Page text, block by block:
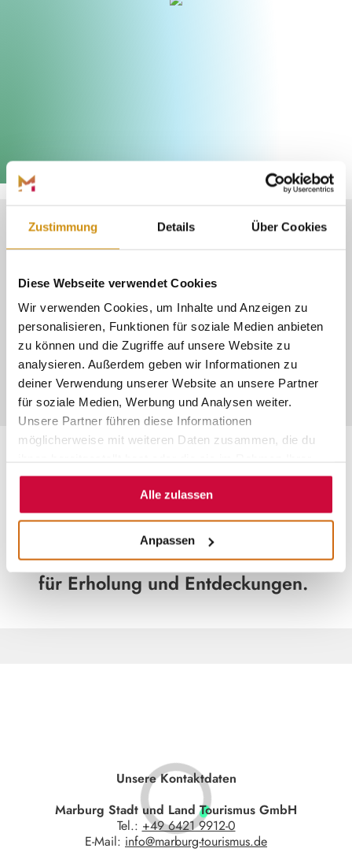
Zustimmung Details Über Cookies
Diese Webseite verwendet Cookies
Wir verwenden Cookies, um Inhalte und Anzeigen zu
personalisieren, Funktionen für soziale Medien anbieten
zu können und die Zugriffe auf unsere Website zu
analysieren. Außerdem geben wir Informationen zu
deiner Verwendung unserer Website an unsere Partner
für soziale Medien, Werbung und Analysen weiter.
Unsere Partner führen diese Informationen
möglicherweise mit weiteren Daten zusammen, die du
Nutzung der Dienste gesammelt haben.
Alle zulassen
Anpassen
EINE HARMONISCHE
VERBINDUNG
VON NATUR UND
GESCHICHTE
Mit seiner ruhigen Atmosphäre und
der Nähe zur Universitätsstadt
Marburg ist Cölbe ein attraktiver Ort
für Erholung und Entdeckungen.
Unsere Kontaktdaten
Marburg Stadt und Land Tourismus GmbH
Tel.: +49 6421 9912-0
E-Mail: info@marburg-tourismus.de